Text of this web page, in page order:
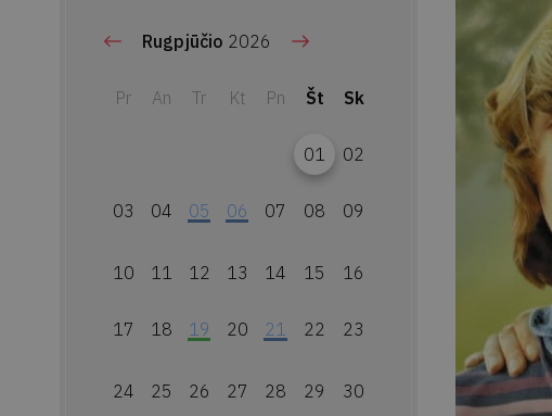
Rugpjūčio 2026
Pr An Tr Kt Pn Št Sk
01 02
03 04 05 06 07 08 09
10 11 12 13 14 15 16
17 18 19 20 21 22 23
24 25 26 27 28 29 30